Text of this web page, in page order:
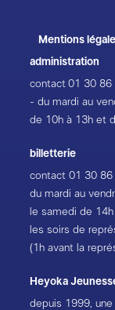
Mentions
administration
contact 01 30 86
- du mardi au
de 10h à 13h et
billetterie
contact 01 30 86
du mardi au
le samedi de
les soirs de
(1h avant la
Heyoka
depuis 1999,